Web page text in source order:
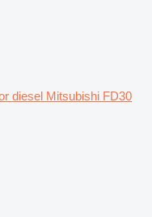
diesel Mitsubishi FD30